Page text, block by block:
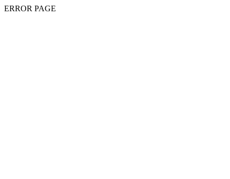
ERROR PAGE